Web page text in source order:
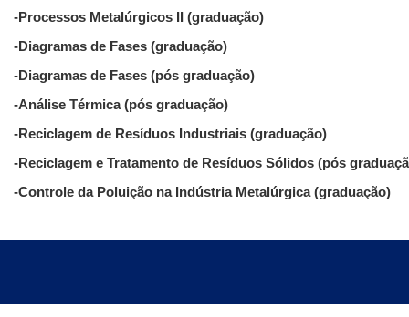
-Processos Metalúrgicos II (graduação)
-Diagramas de Fases (graduação)
-Diagramas de Fases (pós graduação)
-Análise Térmica (pós graduação)
-Reciclagem de Resíduos Industriais (graduação)
-Reciclagem e Tratamento de Resíduos Sólidos (pós
-Controle da Poluição na Indústria Metalúrgica (graduação)